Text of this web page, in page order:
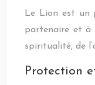
Le Lion est un
partenaire et à
spiritualité, de
Protection